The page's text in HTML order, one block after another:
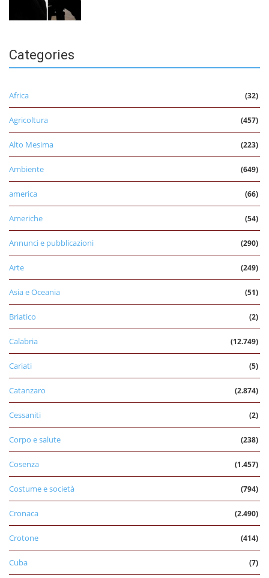
Categories
Africa (32)
Agricoltura (457)
Alto Mesima (223)
Ambiente (649)
america (66)
Americhe (54)
Annunci e pubblicazioni (290)
Arte (249)
Asia e Oceania (51)
Briatico (2)
Calabria (12.749)
Cariati (5)
Catanzaro (2.874)
Cessaniti (2)
Corpo e salute (238)
Cosenza (1.457)
Costume e società (794)
Cronaca (2.490)
Crotone (414)
Cuba (7)